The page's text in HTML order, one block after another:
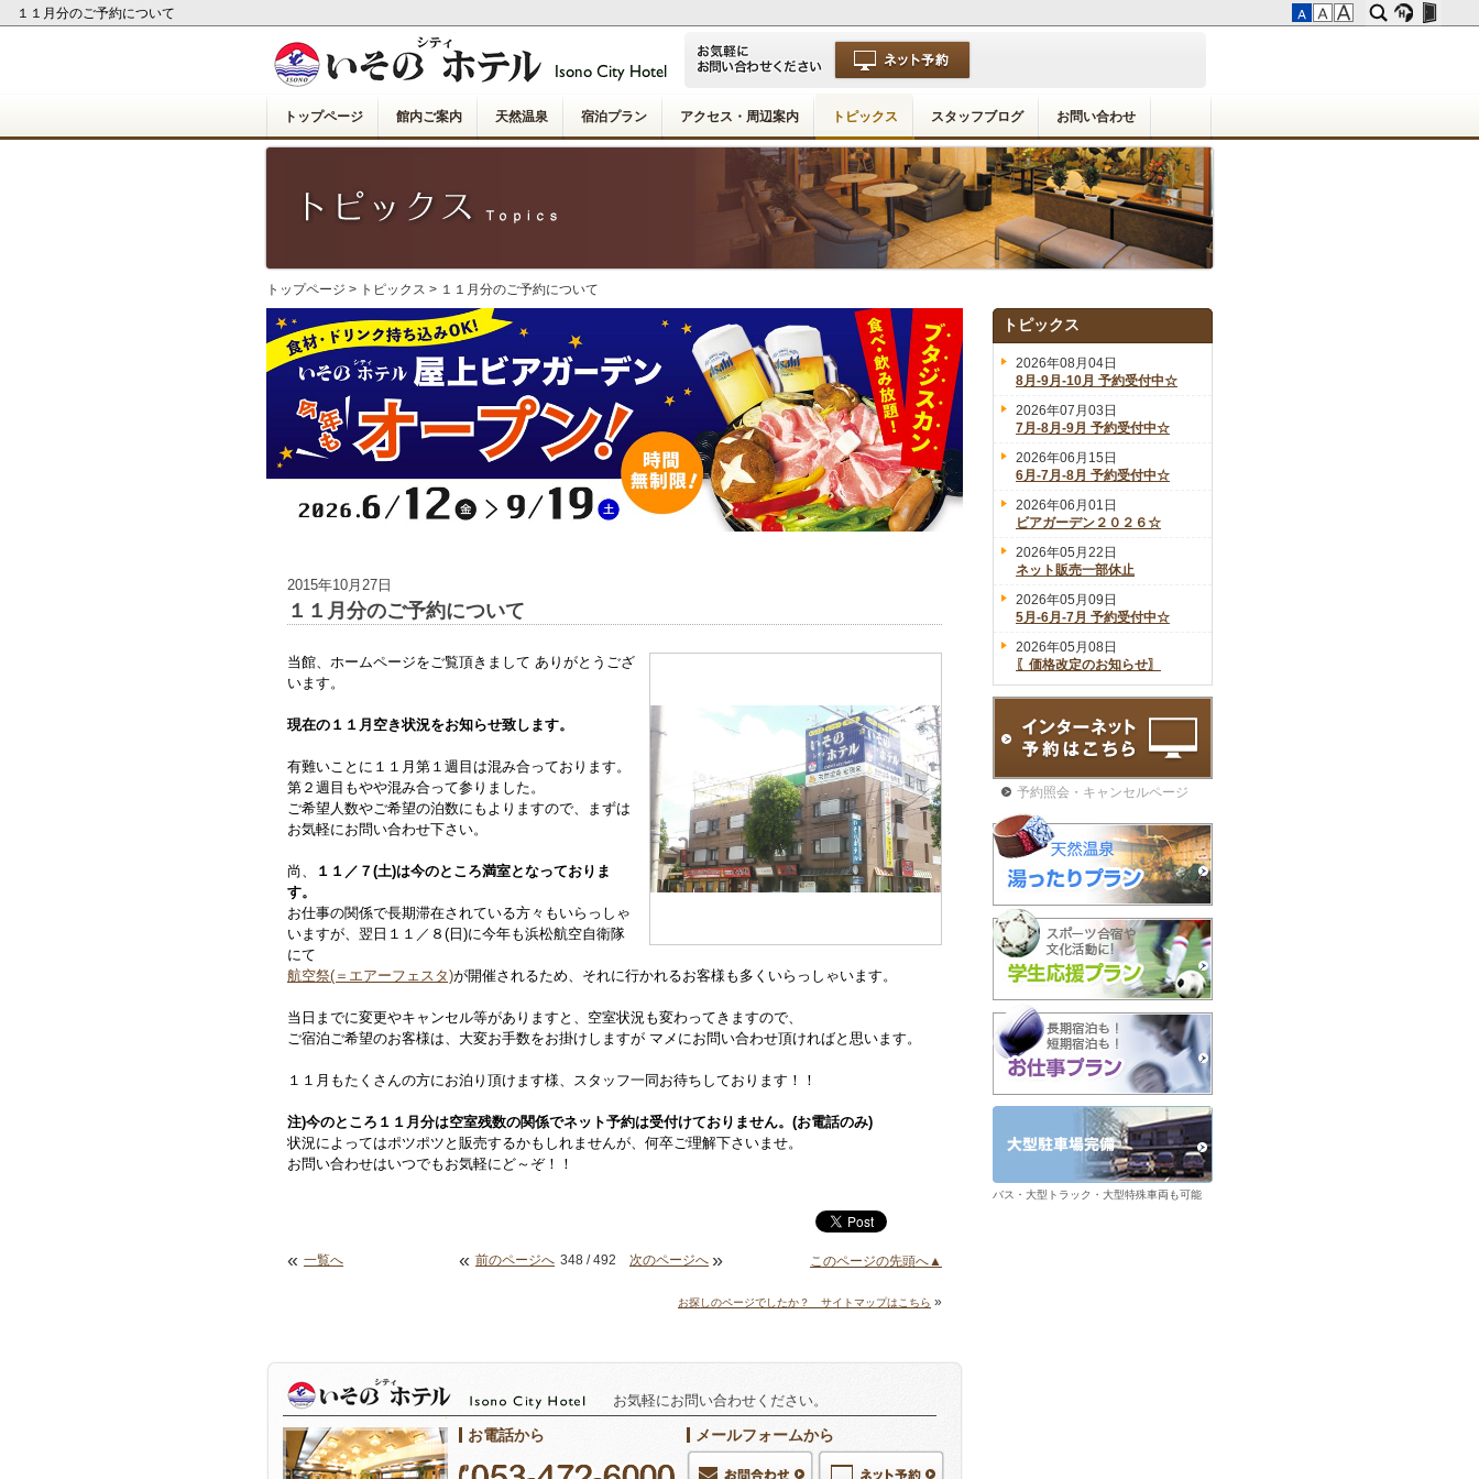
１１月分のご予約について
トップページ 館内ご案内 天然温泉 宿泊プラン アクセス・周辺案内 トピックス スタッフブログ お問い合わせ
トップページ > トピックス > １１月分のご予約について
2015年10月27日
１１月分のご予約について
当館、ホームページをご覧頂きまして ありがとうござ
います。
現在の１１月空き状況をお知らせ致します。
有難いことに１１月第１週目は混み合っております。
第２週目もやや混み合って参りました。
ご希望人数やご希望の泊数にもよりますので、まずは
お気軽にお問い合わせ下さい。
尚、
１１／７(土)は今のところ満室となっておりま
す。
お仕事の関係で長期滞在されている方々もいらっしゃ
いますが、翌日１１／８(日)に今年も浜松航空自衛隊
にて
航空祭(＝エアーフェスタ)が開催されるため、それに行かれるお客様も多くいらっしゃいます。
当日までに変更やキャンセル等がありますと、空室状況も変わってきますので、
ご宿泊ご希望のお客様は、大変お手数をお掛けしますが マメにお問い合わせ頂ければと思います。
１１月もたくさんの方にお泊り頂けます様、スタッフ一同お待ちしております！！
注)今のところ１１月分は空室残数の関係でネット予約は受付けておりません。(お電話のみ)
状況によってはポツポツと販売するかもしれませんが、何卒ご理解下さいませ。
お問い合わせはいつでもお気軽にど～ぞ！！
« 一覧へ « 前のページへ 348 / 492 次のページへ » このページの先頭へ▲
お探しのページでしたか？ サイトマップはこちら »
お気軽にお問い合わせください。
お電話から メールフォームから
トピックス
2026年08月04日
8月-9月-10月 予約受付中☆
2026年07月03日
7月-8月-9月 予約受付中☆
2026年06月15日
6月-7月-8月 予約受付中☆
2026年06月01日
ビアガーデン２０２６☆
2026年05月22日
ネット販売一部休止
2026年05月09日
5月-6月-7月 予約受付中☆
2026年05月08日
〖価格改定のお知らせ〗
予約照会・キャンセルページ
バス・大型トラック・大型特殊車両も可能